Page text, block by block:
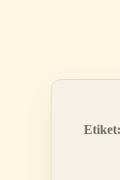
Etiket: